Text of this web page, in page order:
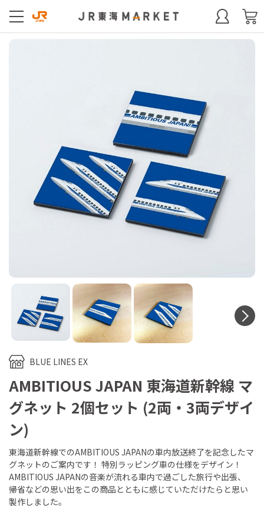
BLUE LINES EX
AMBITIOUS JAPAN 東海道新幹線 マ
グネット 2個セット (2両・3両デザイ
ン)
東海道新幹線でのAMBITIOUS JAPANの車内放送終了を記念したマ
グネットのご案内です！ 特別ラッピング車の仕様をデザイン！
AMBITIOUS JAPANの音楽が流れる車内で過ごした旅行や出張、
帰省などの思い出をこの商品とともに感じていただけたらと思い
製作しました。